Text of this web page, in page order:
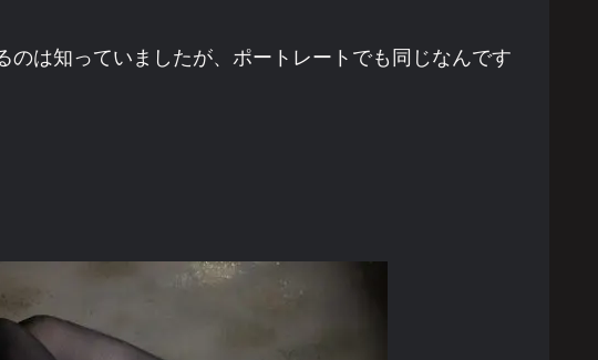
は知っていましたが、ポートレートでも同じなんです